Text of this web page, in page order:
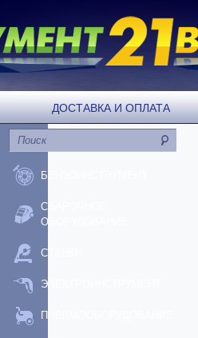
ДОСТАВКА И ОПЛАТА
БЕНЗОИНСТРУМЕНТ
СВАРОЧНОЕ
ОБОРУДОВАНИЕ
СТАНКИ
ЭЛЕКТРОИНСТРУМЕНТ
ПНЕВМООБОРУДОВАНИЕ